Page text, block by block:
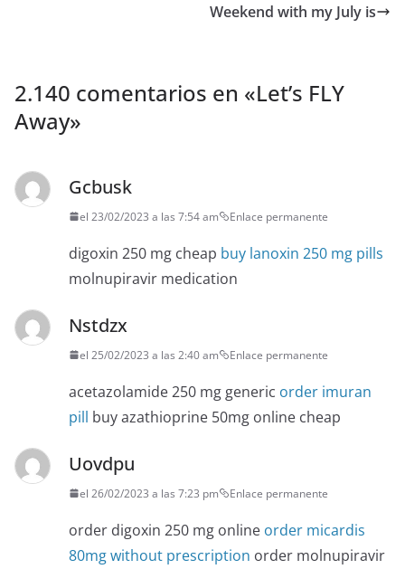
Weekend with my July is
2.140 comentarios en «Let’s FLY
Away»
Gcbusk
el 23/02/2023 a las 7:54 am Enlace permanente
digoxin 250 mg cheap buy lanoxin 250 mg pills
molnupiravir medication
Nstdzx
el 25/02/2023 a las 2:40 am Enlace permanente
acetazolamide 250 mg generic order imuran
pill buy azathioprine 50mg online cheap
Uovdpu
el 26/02/2023 a las 7:23 pm Enlace permanente
order digoxin 250 mg online order micardis
80mg without prescription order molnupiravir